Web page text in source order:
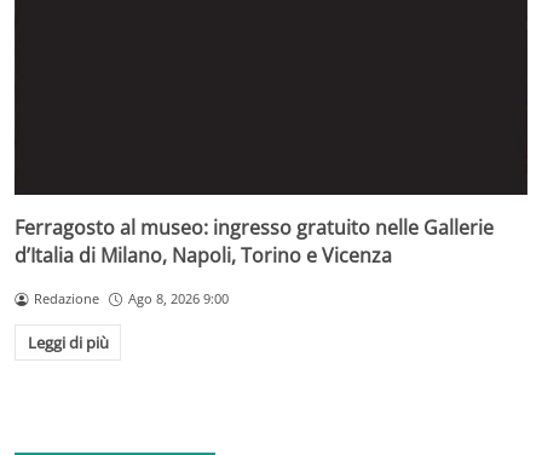
Ferragosto al museo: ingresso gratuito nelle Gallerie
d’Italia di Milano, Napoli, Torino e Vicenza
Redazione Ago 8, 2026 9:00
Leggi di più